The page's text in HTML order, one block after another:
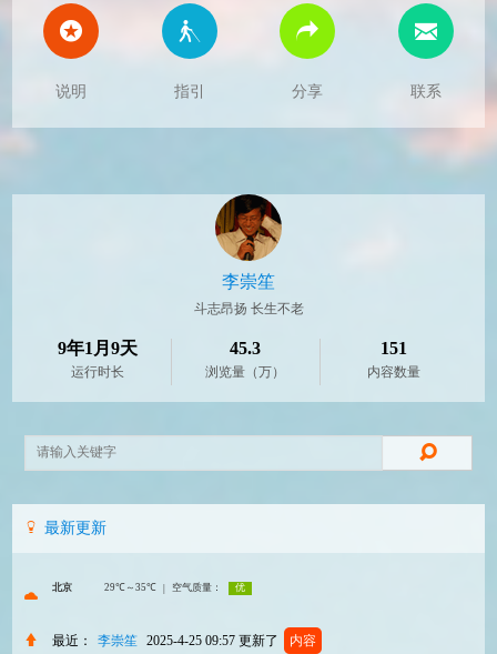
说明 指引 分享 联系
李崇笙
斗志昂扬 长生不老
9年1月9天
运行时长
45.3
浏览量（万）
151
内容数量
最新更新
最近： 李崇笙 2025-4-25 09:57 更新了 内容